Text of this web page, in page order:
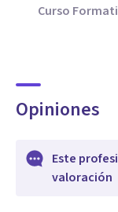
Curso
Opiniones
Este
valoración